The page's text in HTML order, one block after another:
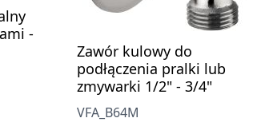
-
Zawór kulowy do
podłączenia pralki lub
zmywarki 1/2" - 3/4"
VFA_B64M